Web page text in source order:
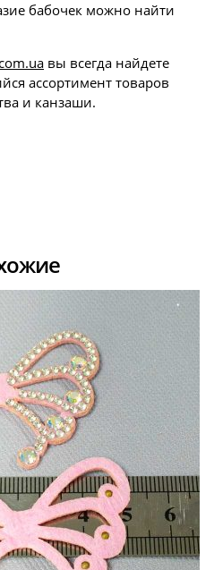
бабочек можно найти
вы всегда найдете
ассортимент товаров
и канзаши.